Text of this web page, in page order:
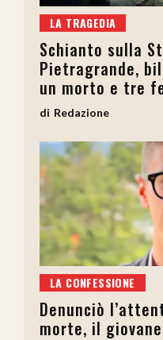
LA TRAGEDIA
Schianto sulla
Pietragrande,
un morto e tre
Redazione
LA CONFESSIONE
Denunciò
morte, il